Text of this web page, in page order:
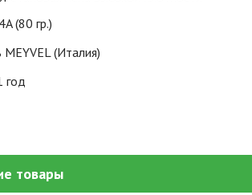
(80 гр.)
(Италия)
год
товары